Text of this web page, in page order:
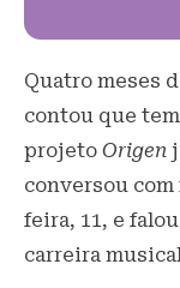
Quatro meses
contou que
projeto Origen
conversou
feira, 11, e
carreira